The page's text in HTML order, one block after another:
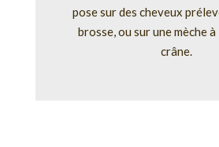
pose sur des cheveux
brosse, ou sur une mèche
crâne.